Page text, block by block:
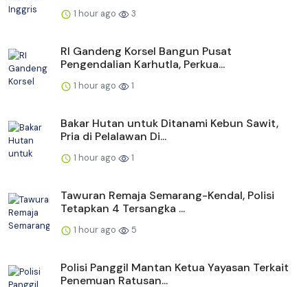
1 hour ago 3
RI Gandeng Korsel Bangun Pusat
Pengendalian Karhutla, Perkua...
1 hour ago 1
Bakar Hutan untuk Ditanami Kebun Sawit,
Pria di Pelalawan Di...
1 hour ago 1
Tawuran Remaja Semarang-Kendal, Polisi
Tetapkan 4 Tersangka ...
1 hour ago 5
Polisi Panggil Mantan Ketua Yayasan Terkait
Penemuan Ratusan...